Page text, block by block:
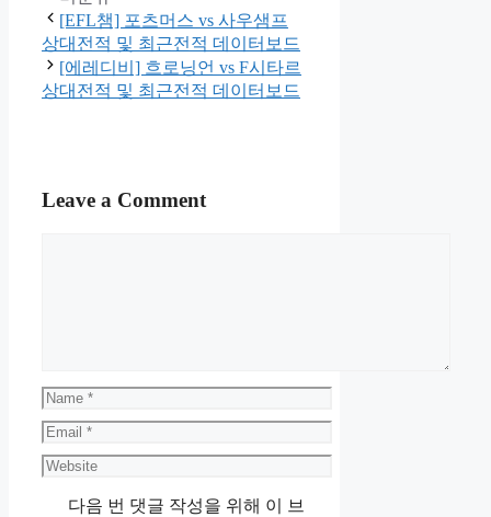
[EFL챔] 포츠머스 vs 사우샘프
상대전적 및 최근전적 데이터보드
[에레디비] 흐로닝언 vs F시타르
상대전적 및 최근전적 데이터보드
Leave a Comment
Name
Email
Website
다음 번 댓글 작성을 위해 이 브